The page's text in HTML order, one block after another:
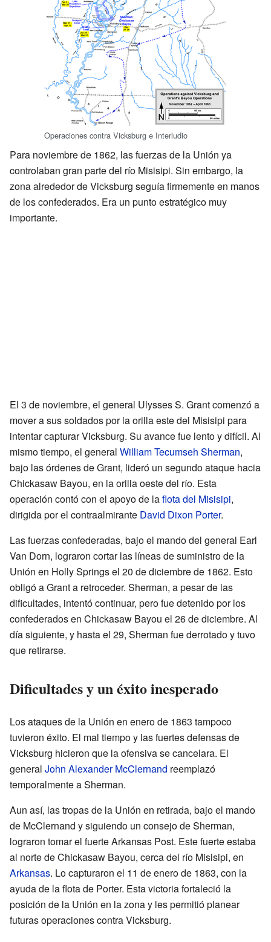
Operaciones contra Vicksburg e Interludio
Para noviembre de 1862, las fuerzas de la Unión ya
controlaban gran parte del río Misisipi. Sin embargo, la
zona alrededor de Vicksburg seguía firmemente en manos
de los confederados. Era un punto estratégico muy
importante.
El 3 de noviembre, el general Ulysses S. Grant comenzó a
mover a sus soldados por la orilla este del Misisipi para
intentar capturar Vicksburg. Su avance fue lento y difícil. Al
mismo tiempo, el general William Tecumseh Sherman,
bajo las órdenes de Grant, lideró un segundo ataque hacia
Chickasaw Bayou, en la orilla oeste del río. Esta
operación contó con el apoyo de laflota del Misisipi,
dirigida por el contraalmirante David Dixon Porter.
Las fuerzas confederadas, bajo el mando del general Earl
Van Dorn, lograron cortar las líneas de suministro de la
Unión en Holly Springs el 20 de diciembre de 1862. Esto
obligó a Grant a retroceder. Sherman, a pesar de las
dificultades, intentó continuar, pero fue detenido por los
confederados en Chickasaw Bayou el 26 de diciembre. Al
día siguiente, y hasta el 29, Sherman fue derrotado y tuvo
que retirarse.
Dificultades y un éxito inesperado
Los ataques de la Unión en enero de 1863 tampoco
tuvieron éxito. El mal tiempo y las fuertes defensas de
Vicksburg hicieron que la ofensiva se cancelara. El
general John Alexander McClernand reemplazó
temporalmente a Sherman.
Aun así, las tropas de la Unión en retirada, bajo el mando
de McClernand y siguiendo un consejo de Sherman,
lograron tomar el fuerte Arkansas Post. Este fuerte estaba
al norte de Chickasaw Bayou, cerca del río Misisipi, en
Arkansas. Lo capturaron el 11 de enero de 1863, con la
ayuda de la flota de Porter. Esta victoria fortaleció la
posición de la Unión en la zona y les permitió planear
futuras operaciones contra Vicksburg.